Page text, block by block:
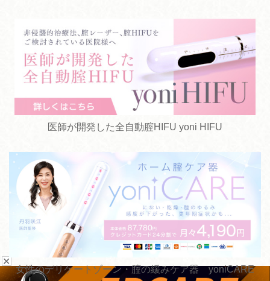
✕
医師が開発した全自動腟HIFU yoni HIFU
女性のデリケートゾーン・腟の緩みケア器 yoniCARE